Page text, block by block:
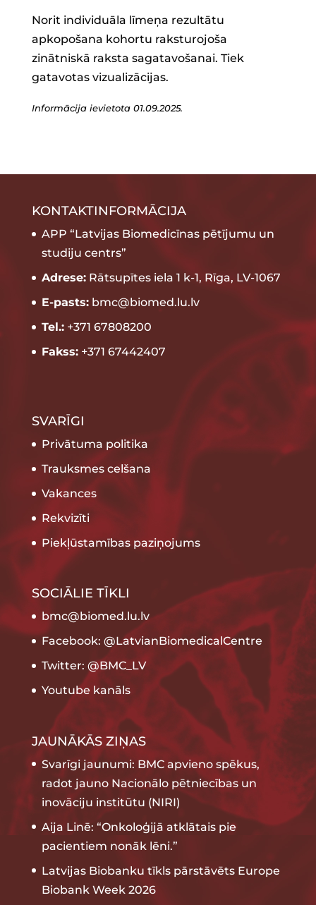
Norit individuāla līmeņa rezultātu
apkopošana kohortu raksturojoša
zinātniskā raksta sagatavošanai. Tiek
gatavotas vizualizācijas.
Informācija ievietota 01.09.2025.
KONTAKTINFORMĀCIJA
APP “Latvijas Biomedicīnas pētījumu un
studiju centrs”
Adrese:Rātsupītes iela 1 k-1, Rīga, LV-1067
E-pasts:bmc@biomed.lu.lv
Tel.:+371 67808200
Fakss:+371 67442407
SVARĪGI
Privātuma politika
Trauksmes celšana
Vakances
Rekvizīti
Piekļūstamības paziņojums
SOCIĀLIE TĪKLI
bmc@biomed.lu.lv
Facebook: @LatvianBiomedicalCentre
Twitter: @BMC_LV
Youtube kanāls
JAUNĀKĀS ZIŅAS
Svarīgi jaunumi: BMC apvieno spēkus,
radot jauno Nacionālo pētniecības un
inovāciju institūtu (NIRI)
Aija Linē: “Onkoloģijā atklātais pie
pacientiem nonāk lēni.”
Latvijas Biobanku tīkls pārstāvēts Europe
Biobank Week 2026